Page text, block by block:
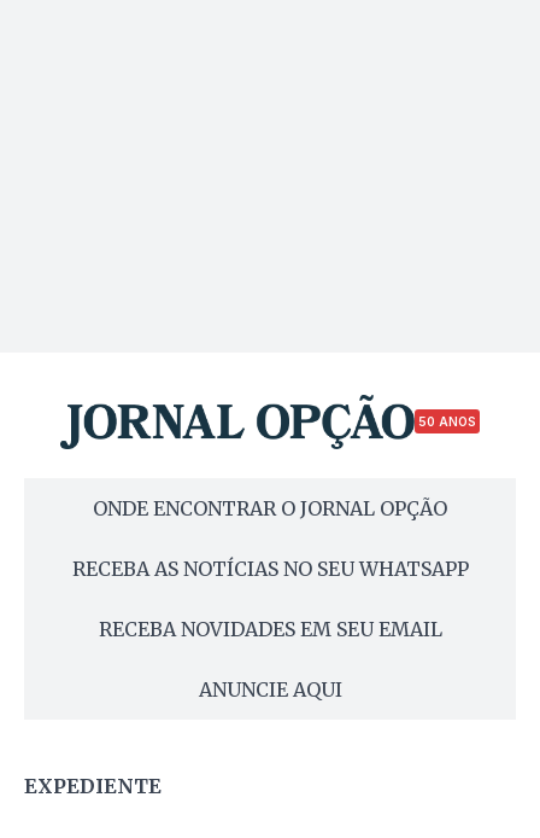
50 ANOS
ONDE ENCONTRAR O JORNAL OPÇÃO
RECEBA AS NOTÍCIAS NO SEU WHATSAPP
RECEBA NOVIDADES EM SEU EMAIL
ANUNCIE AQUI
EXPEDIENTE